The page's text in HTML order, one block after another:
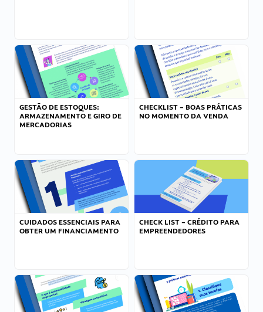
GESTÃO DE ESTOQUES:
ARMAZENAMENTO E GIRO DE
MERCADORIAS
CHECKLIST – BOAS PRÁTICAS
NO MOMENTO DA VENDA
CUIDADOS ESSENCIAIS PARA
OBTER UM FINANCIAMENTO
CHECK LIST – CRÉDITO PARA
EMPREENDEDORES